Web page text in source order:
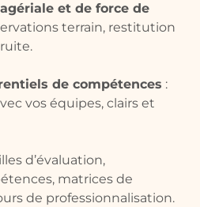
et de force de
terrain, restitution
de compétences :
vos équipes, clairs et
d’évaluation,
matrices de
de professionnalisation.